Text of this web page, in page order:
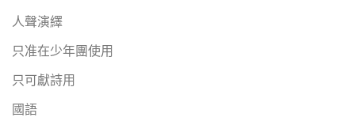
人聲演繹
只准在少年團使用
只可獻詩用
國語